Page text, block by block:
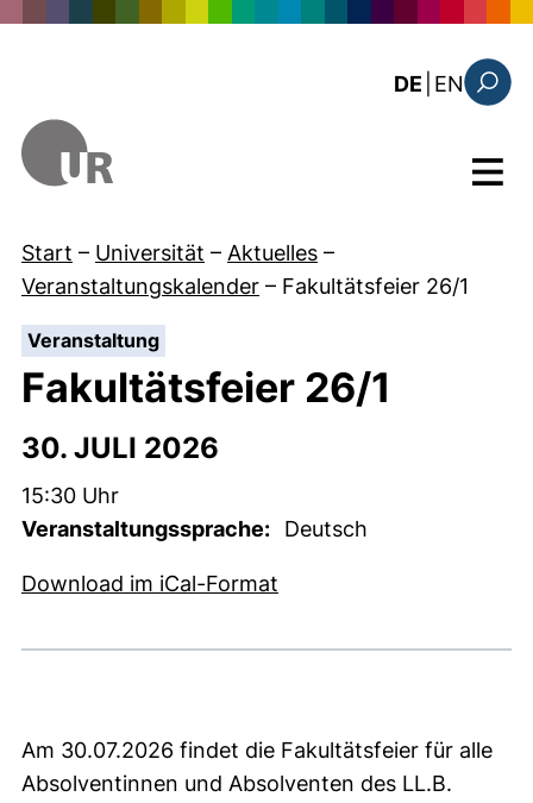
DE EN: the
Menü
Start – Universität – Aktuelles –
Veranstaltungskalender – Fakultätsfeier 26/1
Veranstaltung:
Fakultätsfeier 26/1
30. JULI 2026
Zeit:
15:30 Uhr
Veranstaltungssprache:
Deutsch
Download im iCal-Format
Am 30.07.2026 findet die Fakultätsfeier für alle
Absolventinnen und Absolventen des LL.B.